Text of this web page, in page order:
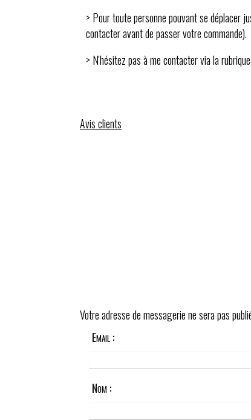
> Pour toute personne pouvant se déplacer
contacter avant de passer votre commande).
> N'hésitez pas à me contacter via la rubrique
Avis clients
Votre adresse de messagerie ne sera pas
Email :
Nom :